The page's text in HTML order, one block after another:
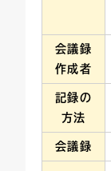
会議録
作成者
記録の
方法
会議録